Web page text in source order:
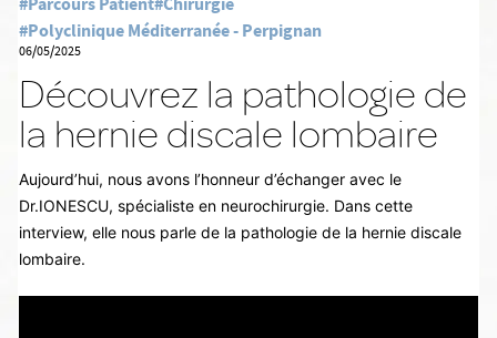
#Polyclinique Méditerranée - Perpignan
06/05/2025
Découvrez la pathologie de
la hernie discale lombaire
Aujourd’hui, nous avons l’honneur d’échanger avec le
Dr.IONESCU, spécialiste en neurochirurgie. Dans cette
interview, elle nous parle de la pathologie de la hernie discale
lombaire.